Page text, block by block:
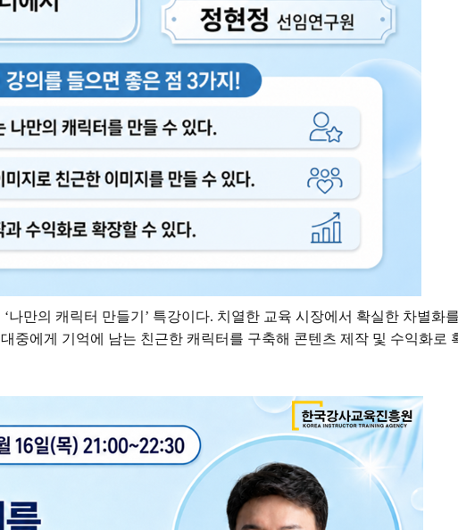
‘나만의 캐릭터 만들기 ’ 특강이다. 치열한 교육 시장에서 확실한 차별화
대중에게 기억에 남는 친근한 캐릭터를 구축해 콘텐츠 제작 및 수익화로